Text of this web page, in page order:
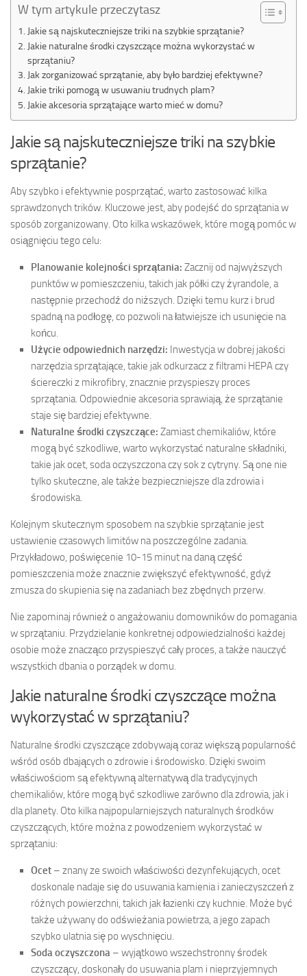
W tym artykule przeczytasz
Jakie są najskuteczniejsze triki na szybkie sprzątanie?
Jakie naturalne środki czyszczące można wykorzystać w
sprzątaniu?
Jak zorganizować sprzątanie, aby było bardziej efektywne?
Jakie triki pomogą w usuwaniu trudnych plam?
Jakie akcesoria sprzątające warto mieć w domu?
Jakie są najskuteczniejsze triki na szybkie
sprzątanie?
Aby szybko i efektywnie posprzątać, warto zastosować kilka
sprawdzonych trików. Kluczowe jest, aby podejść do sprzątania w
sposób zorganizowany. Oto kilka wskazówek, które mogą pomóc w
osiągnięciu tego celu:
Planowanie kolejności sprzątania: Zacznij od najwyższych
punktów w pomieszczeniu, takich jak półki czy żyrandole, a
następnie przechodź do niższych. Dzięki temu kurz i brud
spadną na podłogę, co pozwoli na łatwiejsze ich usunięcie na
końcu.
Użycie odpowiednich narzędzi: Inwestycja w dobrej jakości
narzędzia sprzątające, takie jak odkurzacz z filtrami HEPA czy
ściereczki z mikrofibry, znacznie przyspieszy proces
sprzątania. Odpowiednie akcesoria sprawiają, że sprzątanie
staje się bardziej efektywne.
Naturalne środki czyszczące: Zamiast chemikaliów, które
mogą być szkodliwe, warto wykorzystać naturalne składniki,
takie jak ocet, soda oczyszczona czy sok z cytryny. Są one nie
tylko skuteczne, ale także bezpieczniejsze dla zdrowia i
środowiska.
Kolejnym skutecznym sposobem na szybkie sprzątanie jest
ustawienie czasowych limitów na poszczególne zadania.
Przykładowo, poświęcenie 10-15 minut na daną część
pomieszczenia może znacznie zwiększyć efektywność, gdyż
zmusza do skupienia się na zadaniach bez zbędnych przerw.
Nie zapominaj również o angażowaniu domowników do pomagania
w sprzątaniu. Przydzielanie konkretnej odpowiedzialności każdej
osobie może znacząco przyspieszyć cały proces, a także nauczyć
wszystkich dbania o porządek w domu.
Jakie naturalne środki czyszczące można
wykorzystać w sprzątaniu?
Naturalne środki czyszczące zdobywają coraz większą popularność
wśród osób dbających o zdrowie i środowisko. Dzięki swoim
właściwościom są efektywną alternatywą dla tradycyjnych
chemikaliów, które mogą być szkodliwe zarówno dla zdrowia, jak i
dla planety. Oto kilka najpopularniejszych naturalnych środków
czyszczących, które można z powodzeniem wykorzystać w
sprzątaniu:
Ocet – znany ze swoich właściwości dezynfekujących, ocet
doskonale nadaje się do usuwania kamienia i zanieczyszczeń z
różnych powierzchni, takich jak łazienki czy kuchnie. Może być
także używany do odświeżania powietrza, a jego zapach
szybko ulatnia się po wyschnięciu.
Soda oczyszczona – wyjątkowo wszechstronny środek
czyszczący, doskonały do usuwania plam i nieprzyjemnych